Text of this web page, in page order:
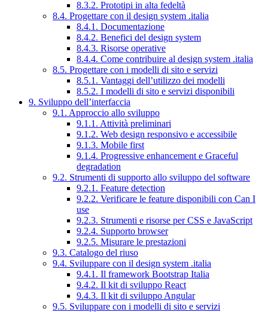
8.3.2. Prototipi in alta fedeltà
8.4. Progettare con il design system .italia
8.4.1. Documentazione
8.4.2. Benefici del design system
8.4.3. Risorse operative
8.4.4. Come contribuire al design system .italia
8.5. Progettare con i modelli di sito e servizi
8.5.1. Vantaggi dell’utilizzo dei modelli
8.5.2. I modelli di sito e servizi disponibili
9. Sviluppo dell’interfaccia
9.1. Approccio allo sviluppo
9.1.1. Attività preliminari
9.1.2. Web design responsivo e accessibile
9.1.3. Mobile first
9.1.4. Progressive enhancement e Graceful
degradation
9.2. Strumenti di supporto allo sviluppo del software
9.2.1. Feature detection
9.2.2. Verificare le feature disponibili con Can I
use
9.2.3. Strumenti e risorse per CSS e JavaScript
9.2.4. Supporto browser
9.2.5. Misurare le prestazioni
9.3. Catalogo del riuso
9.4. Sviluppare con il design system .italia
9.4.1. Il framework Bootstrap Italia
9.4.2. Il kit di sviluppo React
9.4.3. Il kit di sviluppo Angular
9.5. Sviluppare con i modelli di sito e servizi